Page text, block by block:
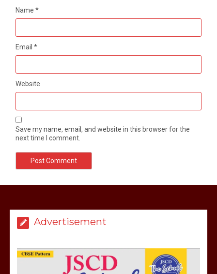
Name*
Email*
Website
Save my name, email, and website in this browser for the
next time I comment.
Advertisement
उठाकर खाते कुत्ते का वीडियो इंटरनेट पर जमकर
हो रहा वायरल